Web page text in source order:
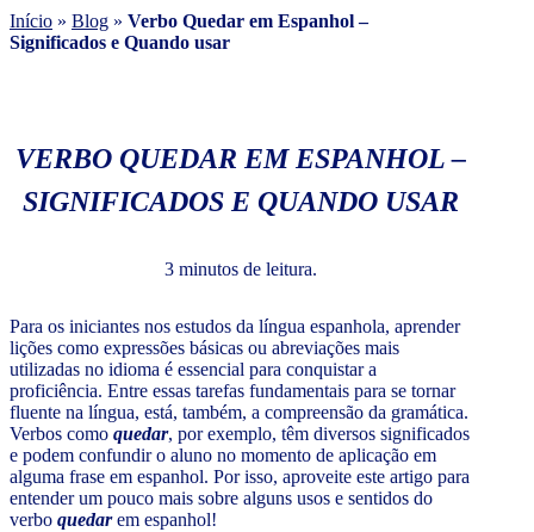
Início » Blog » Verbo Quedar em Espanhol –
Significados e Quando usar
VERBO QUEDAR EM ESPANHOL –
SIGNIFICADOS E QUANDO USAR
3 minutos de leitura.
Para os iniciantes nos estudos da língua espanhola, aprender
lições como expressões básicas ou abreviações mais
utilizadas no idioma é essencial para conquistar a
proficiência. Entre essas tarefas fundamentais para se tornar
fluente na língua, está, também, a compreensão da gramática.
Verbos como quedar, por exemplo, têm diversos significados
e podem confundir o aluno no momento de aplicação em
alguma frase em espanhol. Por isso, aproveite este artigo para
entender um pouco mais sobre alguns usos e sentidos do
verbo quedarem espanhol!